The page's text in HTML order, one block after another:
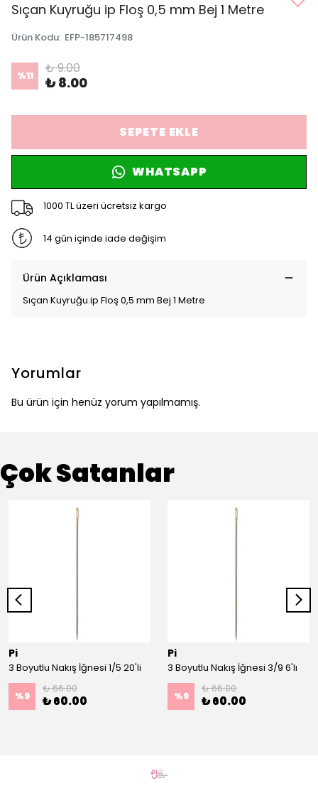
Sıçan Kuyruğu ip Floş 0,5 mm Bej 1 Metre
Ürün Kodu: EFP-185717498
%11 ₺ 9.00
₺ 8.00
SEPETE EKLE
WHATSAPP
1000 TL üzeri ücretsiz kargo
14 gün içinde iade değişim
Ürün Açıklaması
Sıçan Kuyruğu ip Floş 0,5 mm Bej 1 Metre
Yorumlar
Bu ürün için henüz yorum yapılmamış.
Çok Satanlar
Pi
3 Boyutlu Nakış İğnesi 1/5 20'li
%9
₺ 66.00
₺ 60.00
Pi
3 Boyutlu Nakış İğnesi 3/9 6'lı
%9
₺ 66.00
₺ 60.00